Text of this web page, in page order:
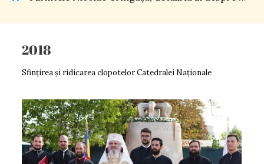
2018
Sfințirea și ridicarea clopotelor Catedralei Naționale